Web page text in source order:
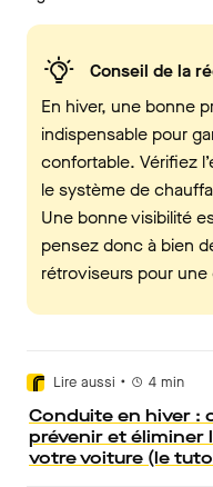
Conseil de la
En hiver, une bonne
indispensable pour
confortable. Vérifiez
le système de
Une bonne visibilité
pensez donc à bien
rétroviseurs pour
Lire aussi • 4 min
Conduite en hiver :
prévenir et éliminer
votre voiture (le